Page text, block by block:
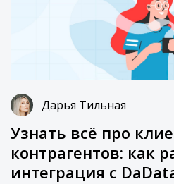
Дарья Тильная
Узнать всё про
контрагентов: как
интеграция с